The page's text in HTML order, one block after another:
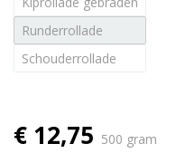
Runderrollade
Schouderrollade
€ 12,75 500 gram